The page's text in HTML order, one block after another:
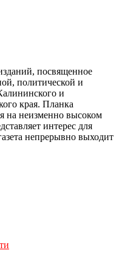
посвященное
политической и
и
края. Планка
на неизменно высоком
интерес для
непрерывно выходит